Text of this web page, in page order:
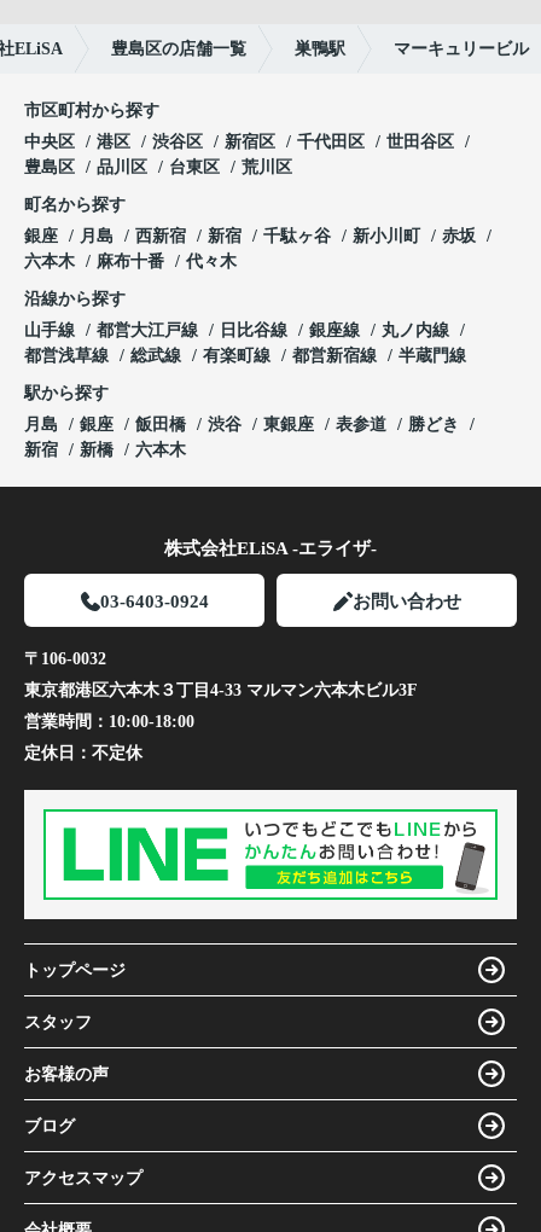
ELiSA 豊島区の店舗一覧 巣鴨駅 マーキュリービル
市区町村から探す
中央区
港区 渋谷区 新宿区 千代田区
世田谷区
豊島区
品川区 台東区 荒川区
町名から探す
銀座
月島 西新宿 新宿 千駄ヶ谷 新小川町
赤坂
六本木
麻布十番 代々木
沿線から探す
山手線
都営大江戸線 日比谷線 銀座線
丸ノ内線
都営浅草線
総武線 有楽町線 都営新宿線 半蔵門線
駅から探す
月島
銀座 飯田橋 渋谷 東銀座 表参道
勝どき
新宿
新橋 六本木
株式会社ELiSA -エライザ-
03-6403-0924 お問い合わせ
〒106-0032
東京都港区六本木３丁目4-33 マルマン六本木ビル3F
営業時間： 10:00-18:00
定休日： 不定休
トップページ
スタッフ
お客様の声
ブログ
アクセスマップ